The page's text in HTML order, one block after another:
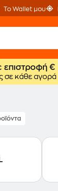
Το Wallet μου
επιστροφή €
σε κάθε αγορά